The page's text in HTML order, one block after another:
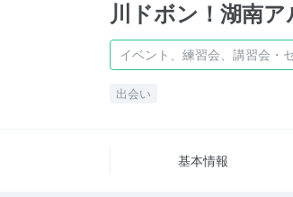
川ドボン！湖南
イベント、練習会、講習会・
出会い
基本情報